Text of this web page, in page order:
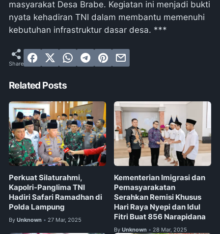
masyarakat Desa Brabe. Kegiatan ini menjadi bukti
nyata kehadiran TNI dalam membantu memenuhi
kebutuhan infrastruktur dasar desa. ***
Related Posts
Perkuat Silaturahmi,
Kapolri-Panglima TNI
Hadiri Safari Ramadhan di
Polda Lampung
By Unknown • 27 Mar, 2025
Kementerian Imigrasi dan
Pemasyarakatan
Serahkan Remisi Khusus
Hari Raya Nyepi dan Idul
Fitri Buat 856 Narapidana
By Unknown • 28 Mar, 2025